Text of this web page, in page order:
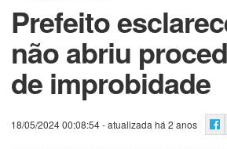
Prefeito
não abriu
de improbidade
18/05/2024 00:08:54- atualizada há 2 anos